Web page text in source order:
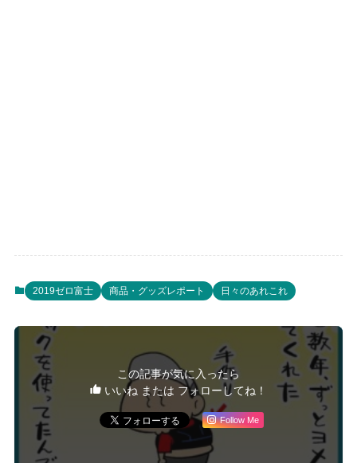
2019ゼロ富士 商品・グッズレポート 日々のあれこれ
この記事が気に入ったら
いいね または フォローしてね！
Follow Me